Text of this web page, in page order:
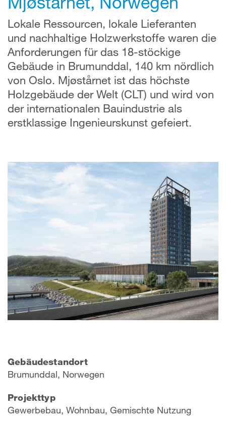
Lokale Ressourcen, lokale Lieferanten
und nachhaltige Holzwerkstoffe waren die
Anforderungen für das 18-stöckige
Gebäude in Brumunddal, 140 km nördlich
von Oslo. Mjøstårnet ist das höchste
Holzgebäude der Welt (CLT) und wird von
der internationalen Bauindustrie als
erstklassige Ingenieurskunst gefeiert.
Gebäudestandort
Brumunddal, Norwegen
Projekttyp
Gewerbebau, Wohnbau, Gemischte Nutzung